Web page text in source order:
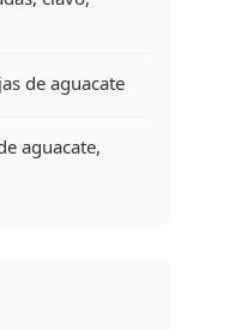
de aguacate
aguacate,